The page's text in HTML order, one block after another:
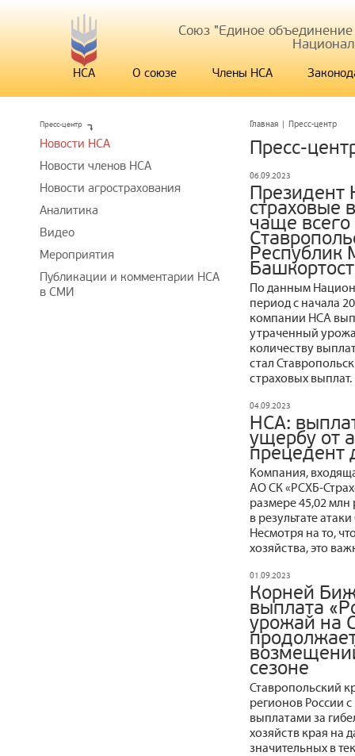
Союз "Единое
НСА О союзе Члены НСА
Главная | Пресс-центр
Пресс-
06.09.2023
страховые
чаще
Республик
По данным
период с начала
компании НСА
утраченный
количеству
стал
страховых выплат.
04.09.2023
НСА:
ущербу от
прецедент
Компания,
АО СК «РСХБ-
размере 45,02
в результате
Несмотря на то,
хозяйства, это
01.09.2023
Корней
выплата
урожай на
сезоне
Ставропольский
регионов России
выплатами за
хозяйств края на
значительных в
Пресс-центр
Новости НСА
Новости членов НСА
Новости агрострахования
Аналитика
Видео
Мероприятия
Публикации и комментарии НСА
в СМИ